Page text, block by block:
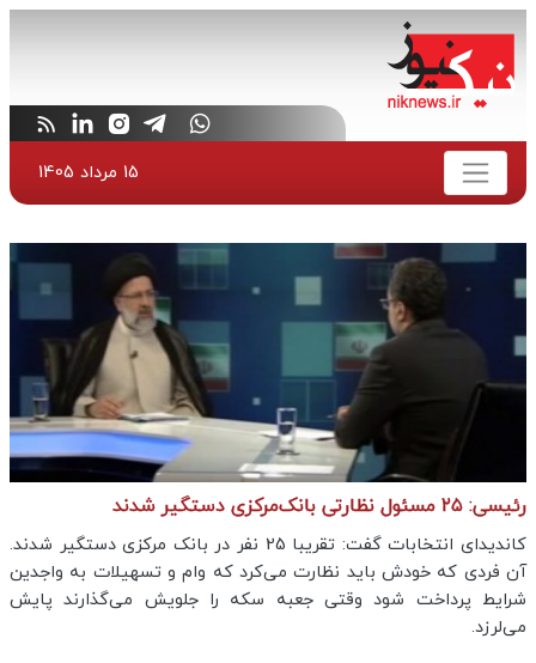
15 مرداد 1405
رئیسی: ۲۵ مسئول نظارتی بانک‌مرکزی دستگیر شدند
کاندیدای انتخابات گفت: تقریبا 25 نفر در بانک مرکزی دستگیر شدند.
آن فردی که خودش باید نظارت می‌کرد که وام و تسهیلات به واجدین
شرایط پرداخت شود وقتی جعبه سکه را جلویش می‌گذارند پایش
می‌لرزد.